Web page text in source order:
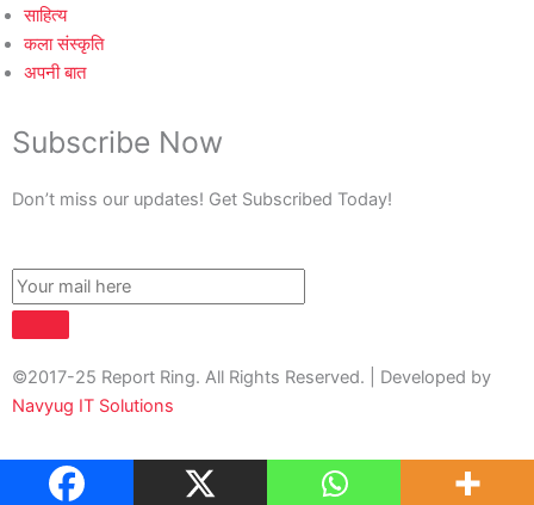
साहित्य
कला संस्कृति
अपनी बात
Subscribe Now
Don’t miss our updates! Get Subscribed Today!
©2017-25 Report Ring. All Rights Reserved. | Developed by
Navyug IT Solutions
About Us